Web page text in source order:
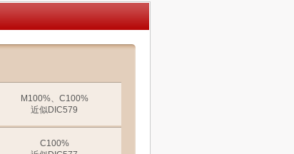
M100%、C100%
近似DIC579
C100%